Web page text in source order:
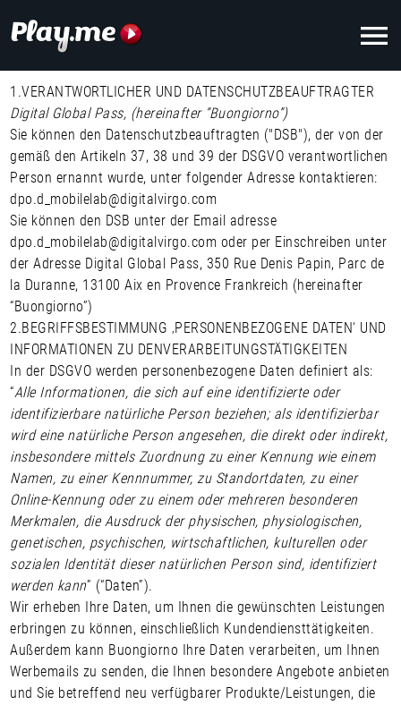
1.VERANTWORTLICHER UND DATENSCHUTZBEAUFTRAGTER
Digital Global Pass, (hereinafter “Buongiorno”)
Sie können den Datenschutzbeauftragten ("DSB"), der von der
gemäß den Artikeln 37, 38 und 39 der DSGVO verantwortlichen
Person ernannt wurde, unter folgender Adresse kontaktieren:
dpo.d_mobilelab@digitalvirgo.com
Sie können den DSB unter der Email adresse
dpo.d_mobilelab@digitalvirgo.com oder per Einschreiben unter
der Adresse Digital Global Pass, 350 Rue Denis Papin, Parc de
la Duranne, 13100 Aix en Provence Frankreich (hereinafter
“Buongiorno”)
2.BEGRIFFSBESTIMMUNG ‚PERSONENBEZOGENE DATEN‘ UND
INFORMATIONEN ZU DENVERARBEITUNGSTÄTIGKEITEN
In der DSGVO werden personenbezogene Daten definiert als:
“Alle Informationen, die sich auf eine identifizierte oder
identifizierbare natürliche Person beziehen; als identifizierbar
wird eine natürliche Person angesehen, die direkt oder indirekt,
insbesondere mittels Zuordnung zu einer Kennung wie einem
Namen, zu einer Kennnummer, zu Standortdaten, zu einer
Online-Kennung oder zu einem oder mehreren besonderen
Merkmalen, die Ausdruck der physischen, physiologischen,
genetischen, psychischen, wirtschaftlichen, kulturellen oder
sozialen Identität dieser natürlichen Person sind, identifiziert
werden kann” (“Daten”).
Wir erheben Ihre Daten, um Ihnen die gewünschten Leistungen
erbringen zu können, einschließlich Kundendiensttätigkeiten.
Außerdem kann Buongiorno Ihre Daten verarbeiten, um Ihnen
Werbemails zu senden, die Ihnen besondere Angebote anbieten
und Sie betreffend neu verfügbarer Produkte/Leistungen, die